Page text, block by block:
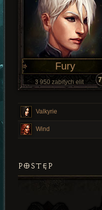
Fury
3 950 zabitych elit
Valkyrie
Wind
POSTĘP